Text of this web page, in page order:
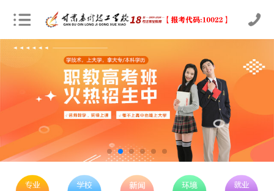
农业机械运维 技能证书+学历证书 立即预约
通信运营服务 30 25 技能证书+学历证书 立即预约
计算机应用与维修 50 42 技能证书+学历证书 立即预约